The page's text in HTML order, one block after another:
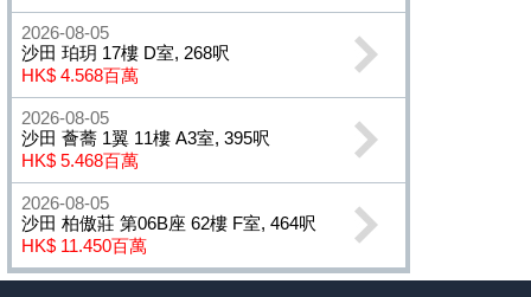
2026-08-05
沙田 珀玥 17樓 D室, 268呎
HK$ 4.568百萬
2026-08-05
沙田 薈蕎 1翼 11樓 A3室, 395呎
HK$ 5.468百萬
2026-08-05
沙田 柏傲莊 第06B座 62樓 F室, 464呎
HK$ 11.450百萬